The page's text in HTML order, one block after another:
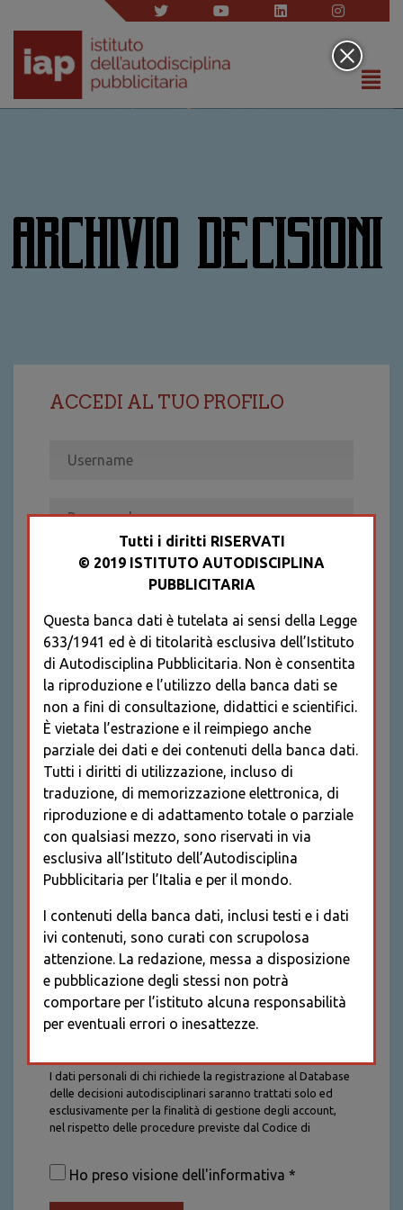
ARCHIVIO DECISIONI
ACCEDI AL TUO PROFILO
Recupera password
REGISTRATI
* I CAMPI CONTRASSEGNATI SONO
OBBLIGATORI
I dati personali di chi richiede la registrazione al Database
delle decisioni autodisciplinari saranno trattati solo ed
esclusivamente per la finalità di gestione degli account,
nel rispetto delle procedure previste dal Codice di
saranno trattati con tutte le cautele richieste dalla legge e
saranno conservati per la durata stabilita caso per caso
Ho preso visione dell'informativa *
Tutti i diritti RISERVATI
© 2019 ISTITUTO AUTODISCIPLINA
PUBBLICITARIA
Questa banca dati è tutelata ai sensi della Legge
633/1941 ed è di titolarità esclusiva dell’Istituto
di Autodisciplina Pubblicitaria. Non è consentita
la riproduzione e l’utilizzo della banca dati se
non a fini di consultazione, didattici e scientifici.
È vietata l’estrazione e il reimpiego anche
parziale dei dati e dei contenuti della banca dati.
Tutti i diritti di utilizzazione, incluso di
traduzione, di memorizzazione elettronica, di
riproduzione e di adattamento totale o parziale
con qualsiasi mezzo, sono riservati in via
esclusiva all’Istituto dell’Autodisciplina
Pubblicitaria per l’Italia e per il mondo.
I contenuti della banca dati, inclusi testi e i dati
ivi contenuti, sono curati con scrupolosa
attenzione. La redazione, messa a disposizione
e pubblicazione degli stessi non potrà
comportare per l’istituto alcuna responsabilità
per eventuali errori o inesattezze.